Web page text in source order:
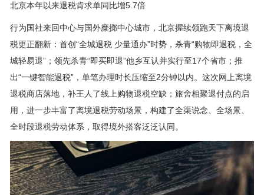
北京本年以来退税肯求单同比增5.7倍
行为国社来回中心与国外糜掷中心城市，北京握续领跑天下离境退
税更正翻新：首创“全城退税 少量通办”时势，杀青“购物即退税，全
城轻易退”；领先杀青“即买即退”他乡互认并实行至17个省市；推
出“一键智能退税”，单笔办理时长压缩至2分钟以内。这次网上离境
退税商店落地，补王人了线上购物退税空缺；旅舍相聚退付点的启
用，进一步丰富了离境退税劳动场景，构建了全渠说念、全场景、
全时段退税劳动体系，取得境外搭客泛泛认同。